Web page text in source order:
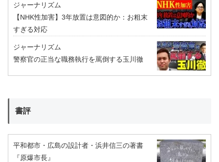
ジャーナリズム
【NHK性加害】3年放置は意図的か：お粗末
すぎる対応
ジャーナリズム
警察官の正当な職務執行を罵倒する玉川徹
書評
平和都市・広島の設計者・浜井信三の著書
『原爆市長』